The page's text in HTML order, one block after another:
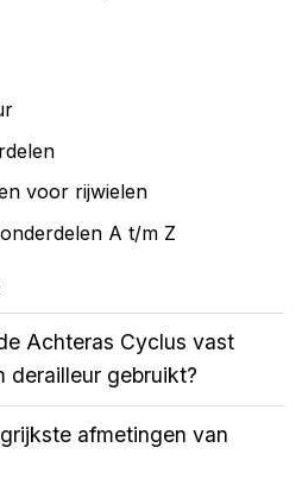
voor rijwielen
A t/m Z
Achteras Cyclus vast
derailleur gebruikt?
afmetingen van